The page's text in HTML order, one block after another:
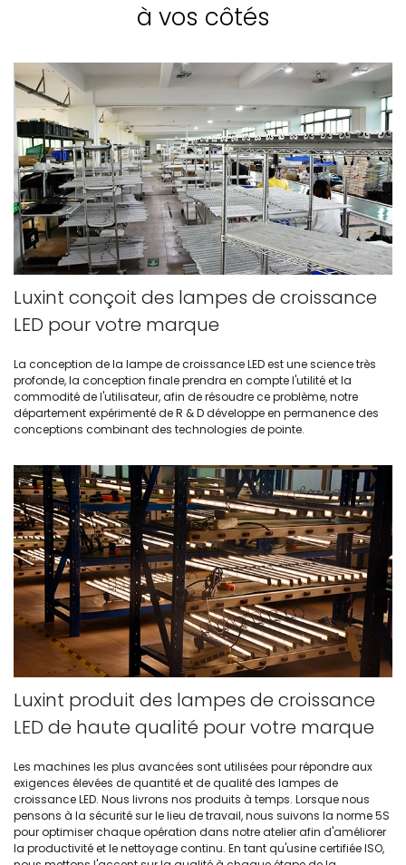
à vos côtés
Luxint conçoit des lampes de croissance
LED pour votre marque
La conception de la lampe de croissance LED est une science très
profonde, la conception finale prendra en compte l'utilité et la
commodité de l'utilisateur, afin de résoudre ce problème, notre
département expérimenté de R & D développe en permanence des
conceptions combinant des technologies de pointe.
Luxint produit des lampes de croissance
LED de haute qualité pour votre marque
Les machines les plus avancées sont utilisées pour répondre aux
exigences élevées de quantité et de qualité des lampes de
croissance LED. Nous livrons nos produits à temps. Lorsque nous
pensons à la sécurité sur le lieu de travail, nous suivons la norme 5S
pour optimiser chaque opération dans notre atelier afin d'améliorer
la productivité et le nettoyage continu. En tant qu'usine certifiée ISO,